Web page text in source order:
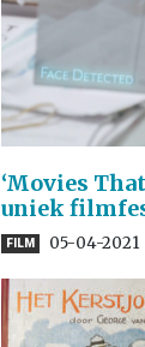
‘Movies
uniek
FILM 05-04-2021